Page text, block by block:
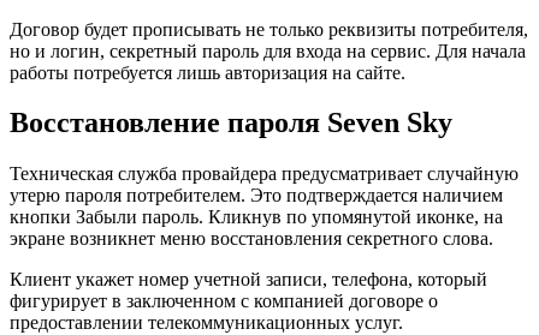
Договор будет прописывать не только реквизиты потребителя,
но и логин, секретный пароль для входа на сервис. Для начала
работы потребуется лишь авторизация на сайте.
Восстановление пароля Seven Sky
Техническая служба провайдера предусматривает случайную
утерю пароля потребителем. Это подтверждается наличием
кнопки Забыли пароль. Кликнув по упомянутой иконке, на
экране возникнет меню восстановления секретного слова.
Клиент укажет номер учетной записи, телефона, который
фигурирует в заключенном с компанией договоре о
предоставлении телекоммуникационных услуг.